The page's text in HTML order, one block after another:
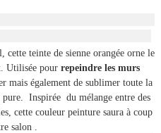
cette teinte de sienne orangée orne le
Utilisée pour repeindre les murs
mais également de sublimer toute la
pure. Inspirée du mélange entre des
cette couleur peinture saura à coup
salon .